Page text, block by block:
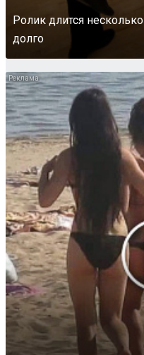
Ролик длится
долго